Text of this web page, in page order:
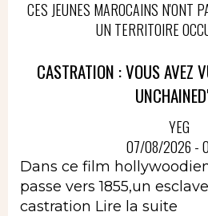
CES JEUNES MAROCAINS N'ONT
UN TERRITOIRE
CASTRATION : VOUS AVEZ
YEG
07/08/2026 -
Dans ce film
passe vers 1855,un
castration Lire la suite